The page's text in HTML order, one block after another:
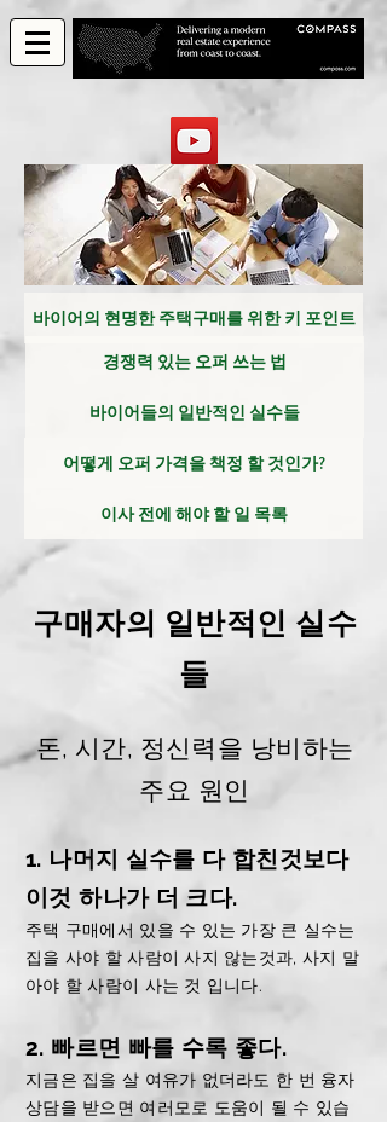
경쟁력 있는 오퍼 쓰는 법
바이어들의 일반적인 실수들
어떻게 오퍼 가격을 책정 할 것인가?
이사 전에 해야 할 일 목록
바이어의 현명한 주택구매를 위한 키 포인트
구매자의 일반적인 실수
들
돈, 시간, 정신력을 낭비하는
주요 원인
1. 나머지 실수를 다 합친것보다
이것 하나가 더 크다.
주택 구매에서 있을 수 있는 가장 큰 실수는
집을 사야 할 사람이 사지 않는것과, 사지 말
아야 할 사람이 사는 것 입니다.
2. 빠르면 빠를 수록 좋다.
지금은 집을 살 여유가 없더라도 한 번 융자
상담을 받으면 여러모로 도움이 될 수 있습